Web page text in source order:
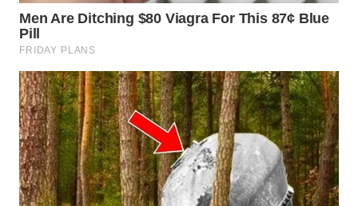
TAPANULI
TENGAH
WN DELI
SERDANG
WN
TEBING
TINGGI